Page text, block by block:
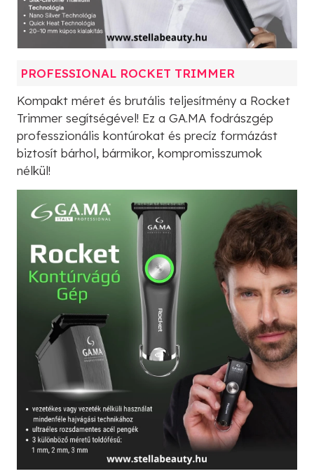
PROFESSIONAL ROCKET TRIMMER
Kompakt méret és brutális teljesítmény a Rocket
Trimmer segítségével! Ez a GA.MA fodrászgép
professzionális kontúrokat és precíz formázást
biztosít bárhol, bármikor, kompromisszumok
nélkül!